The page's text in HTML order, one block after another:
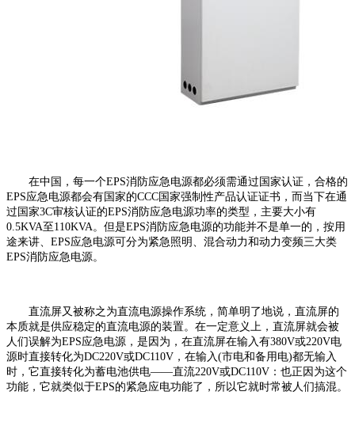
在中国，每一个EPS消防应急电源都必须需通过国家认证，合格的
EPS应急电源都会有国家的CCC国家强制性产品认证证书，而当下在通
过国家3C审核认证的EPS消防应急电源功率的类型，主要大小有
0.5KVA至110KVA。但是EPS消防应急电源的功能并不是单一的，按用
途来讲、EPS应急电源可分为紧急照明、混合动力和动力变频三大类
EPS消防应急电源。
直流屏又被称之为直流电源操作系统，简单明了地说，直流屏的
本质就是供应稳定的直流电源的装置。在一定意义上，直流屏就会被
人们误解为EPS应急电源，是因为，在直流屏在输入有380V或220V电
源时直接转化为DC220V或DC110V，在输入(市电和备用电)都无输入
时，它直接转化为蓄电池供电——直流220V或DC110V：也正因为这个
功能，它就类似于EPS的紧急应电功能了，所以它就时常被人们搞混。